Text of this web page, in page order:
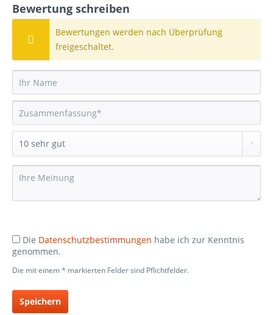
Bewertung schreiben
Bewertungen werden nach Überprüfung
freigeschaltet.
Die Datenschutzbestimmungen habe ich zur Kenntnis
genommen.
Die mit einem * markierten Felder sind Pflichtfelder.
Speichern